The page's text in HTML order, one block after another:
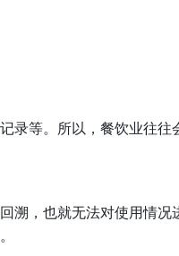
录等。所以，餐饮业往往
溯，也就无法对使用情况